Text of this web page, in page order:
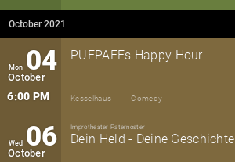
October 2021
Mon 04
October
6:00 PM
PUFPAFFs Happy Hour
Kesselhaus Comedy
Wed 06
October
Improtheater Paternoster
Dein Held - Deine Geschichte